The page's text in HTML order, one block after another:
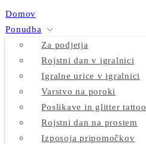
Domov
Ponudba
Za podjetja
Rojstni dan v igralnici
Igralne urice v igralnici
Varstvo na poroki
Poslikave in glitter tattoo
Rojstni dan na prostem
Izposoja pripomočkov